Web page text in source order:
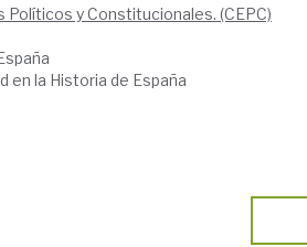
Políticos y Constitucionales. (CEPC)
en la Historia de España